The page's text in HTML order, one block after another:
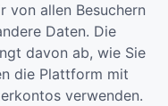
von allen Besuchern
Daten. Die
davon ab, wie Sie
die Plattform mit
verwenden.